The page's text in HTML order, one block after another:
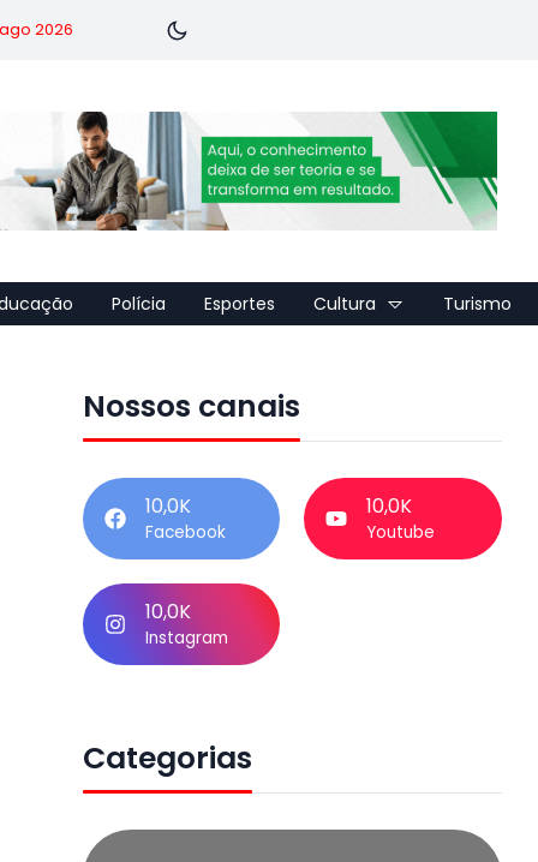
2026
Polícia Esportes Cultura Turismo
Nossos canais
10,0K
Facebook
10,0K
Youtube
10,0K
Instagram
Categorias